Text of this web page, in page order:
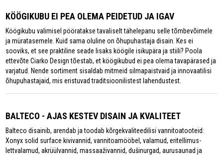
KÖÖGIKUBU EI PEA OLEMA PEIDETUD JA IGAV
Köögikubu valimisel pööratakse tavaliselt tähelepanu selle tõmbevõimele
ja müratasemele. Kuid sama oluline on õhupuhastaja disain. Kes ei
sooviks, et see praktiline seade lisaks köögile isikupära ja stiili? Poola
ettevõte Ciarko Design tõestab, et köögikubud ei pea olema tavapärased ja
varjatud. Nende sortiment sisaldab mitmeid silmapaistvaid ja innovaatilisi
õhupuhastajaid, mis eristuvad traditsioonilistest lahendustest.
BALTECO - AJAS KESTEV DISAIN JA KVALITEET
Balteco disainib, arendab ja toodab kõrgekvaliteedilisi vannitoatooteid:
Xonyx solid surface kivivannid, vannitoamööbel, valamud, eritellimus-
lettvalamud, akrüülvannid, massaaživannid, dušinurgad, aurusaunad ja